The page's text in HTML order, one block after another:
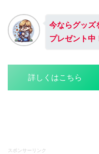
今ならグッズ
プレゼント中
詳しくはこちら
スポンサーリンク